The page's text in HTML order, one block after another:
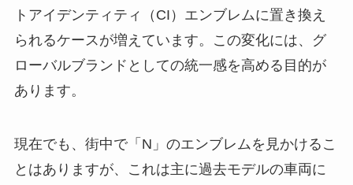
トアイデンティティ（CI）エンブレムに置き換え
られるケースが増えています。この変化には、グ
ローバルブランドとしての統一感を高める目的が
あります。
現在でも、街中で「N」のエンブレムを見かけるこ
とはありますが、これは主に過去モデルの車両に